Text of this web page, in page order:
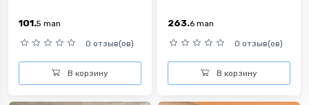
101.5 man
0 отзыв(ов)
В корзину
263.6 man
0 отзыв(ов)
В корзину